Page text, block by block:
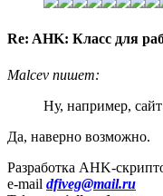
Re: AHK: Класс для
Malcev пишет:
Ну, например,
Да, наверно возможно.
Разработка AHK-
e-mail dfiveg@mail.ru